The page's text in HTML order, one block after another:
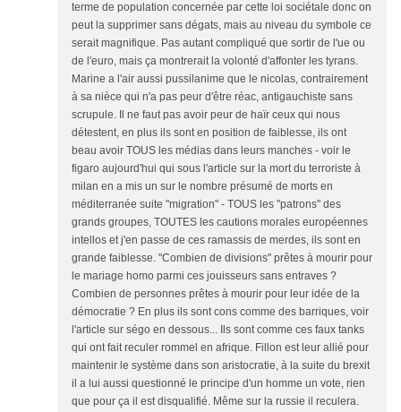
terme de population concernée par cette loi sociétale donc on
peut la supprimer sans dégats, mais au niveau du symbole ce
serait magnifique. Pas autant compliqué que sortir de l'ue ou
de l'euro, mais ça montrerait la volonté d'affonter les tyrans.
Marine a l'air aussi pussilanime que le nicolas, contrairement
à sa nièce qui n'a pas peur d'être réac, antigauchiste sans
scrupule. Il ne faut pas avoir peur de haïr ceux qui nous
détestent, en plus ils sont en position de faiblesse, ils ont
beau avoir TOUS les médias dans leurs manches - voir le
figaro aujourd'hui qui sous l'article sur la mort du terroriste à
milan en a mis un sur le nombre présumé de morts en
méditerranée suite "migration" - TOUS les "patrons" des
grands groupes, TOUTES les cautions morales européennes
intellos et j'en passe de ces ramassis de merdes, ils sont en
grande faiblesse. "Combien de divisions" prêtes à mourir pour
le mariage homo parmi ces jouisseurs sans entraves ?
Combien de personnes prêtes à mourir pour leur idée de la
démocratie ? En plus ils sont cons comme des barriques, voir
l'article sur ségo en dessous... Ils sont comme ces faux tanks
qui ont fait reculer rommel en afrique. Fillon est leur allié pour
maintenir le système dans son aristocratie, à la suite du brexit
il a lui aussi questionné le principe d'un homme un vote, rien
que pour ça il est disqualifié. Même sur la russie il reculera.